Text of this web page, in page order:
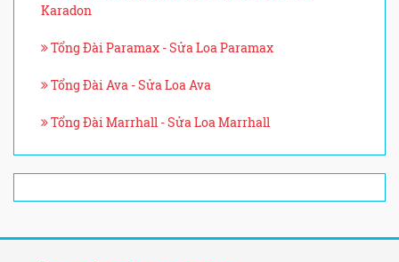
Karadon
Tổng Đài Paramax - Sửa Loa Paramax
Tổng Đài Ava - Sửa Loa Ava
Tổng Đài Marrhall - Sửa Loa Marrhall